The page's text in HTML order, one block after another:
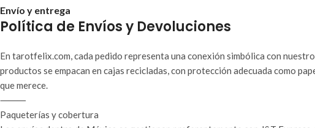
Envío y entrega
Política de Envíos y Devoluciones
En tarotfelix.com, cada pedido representa una conexión simbólica con
productos se empacan en cajas recicladas, con protección adecuada como
que merece.
⸻
Paqueterías y cobertura